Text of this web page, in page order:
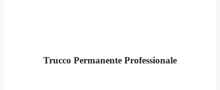
Trucco Permanente Professionale